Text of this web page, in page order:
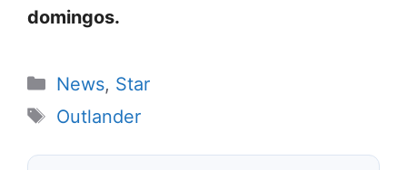
domingos.
Categorias
News, Star
Tags
Outlander